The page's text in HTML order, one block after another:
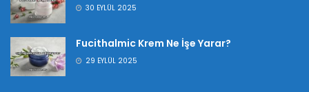
30 EYLÜL 2025
Fucithalmic Krem Ne İşe Yarar?
29 EYLÜL 2025